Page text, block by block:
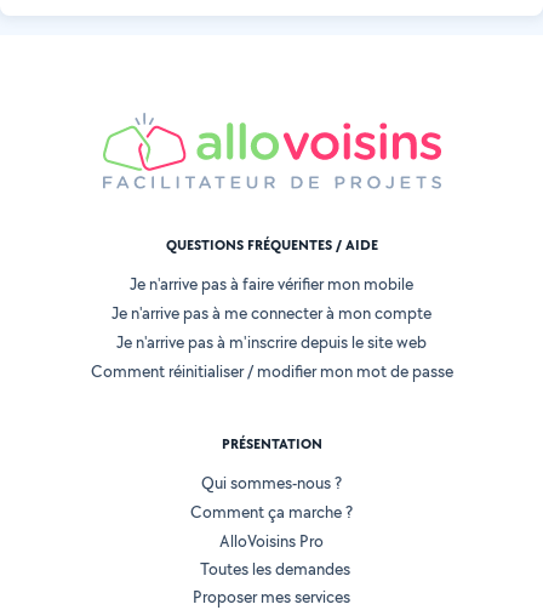
QUESTIONS FRÉQUENTES / AIDE
Je n'arrive pas à faire vérifier mon mobile
Je n'arrive pas à me connecter à mon compte
Je n'arrive pas à m'inscrire depuis le site web
Comment réinitialiser / modifier mon mot de passe
PRÉSENTATION
Qui sommes-nous ?
Comment ça marche ?
AlloVoisins Pro
Toutes les demandes
Proposer mes services